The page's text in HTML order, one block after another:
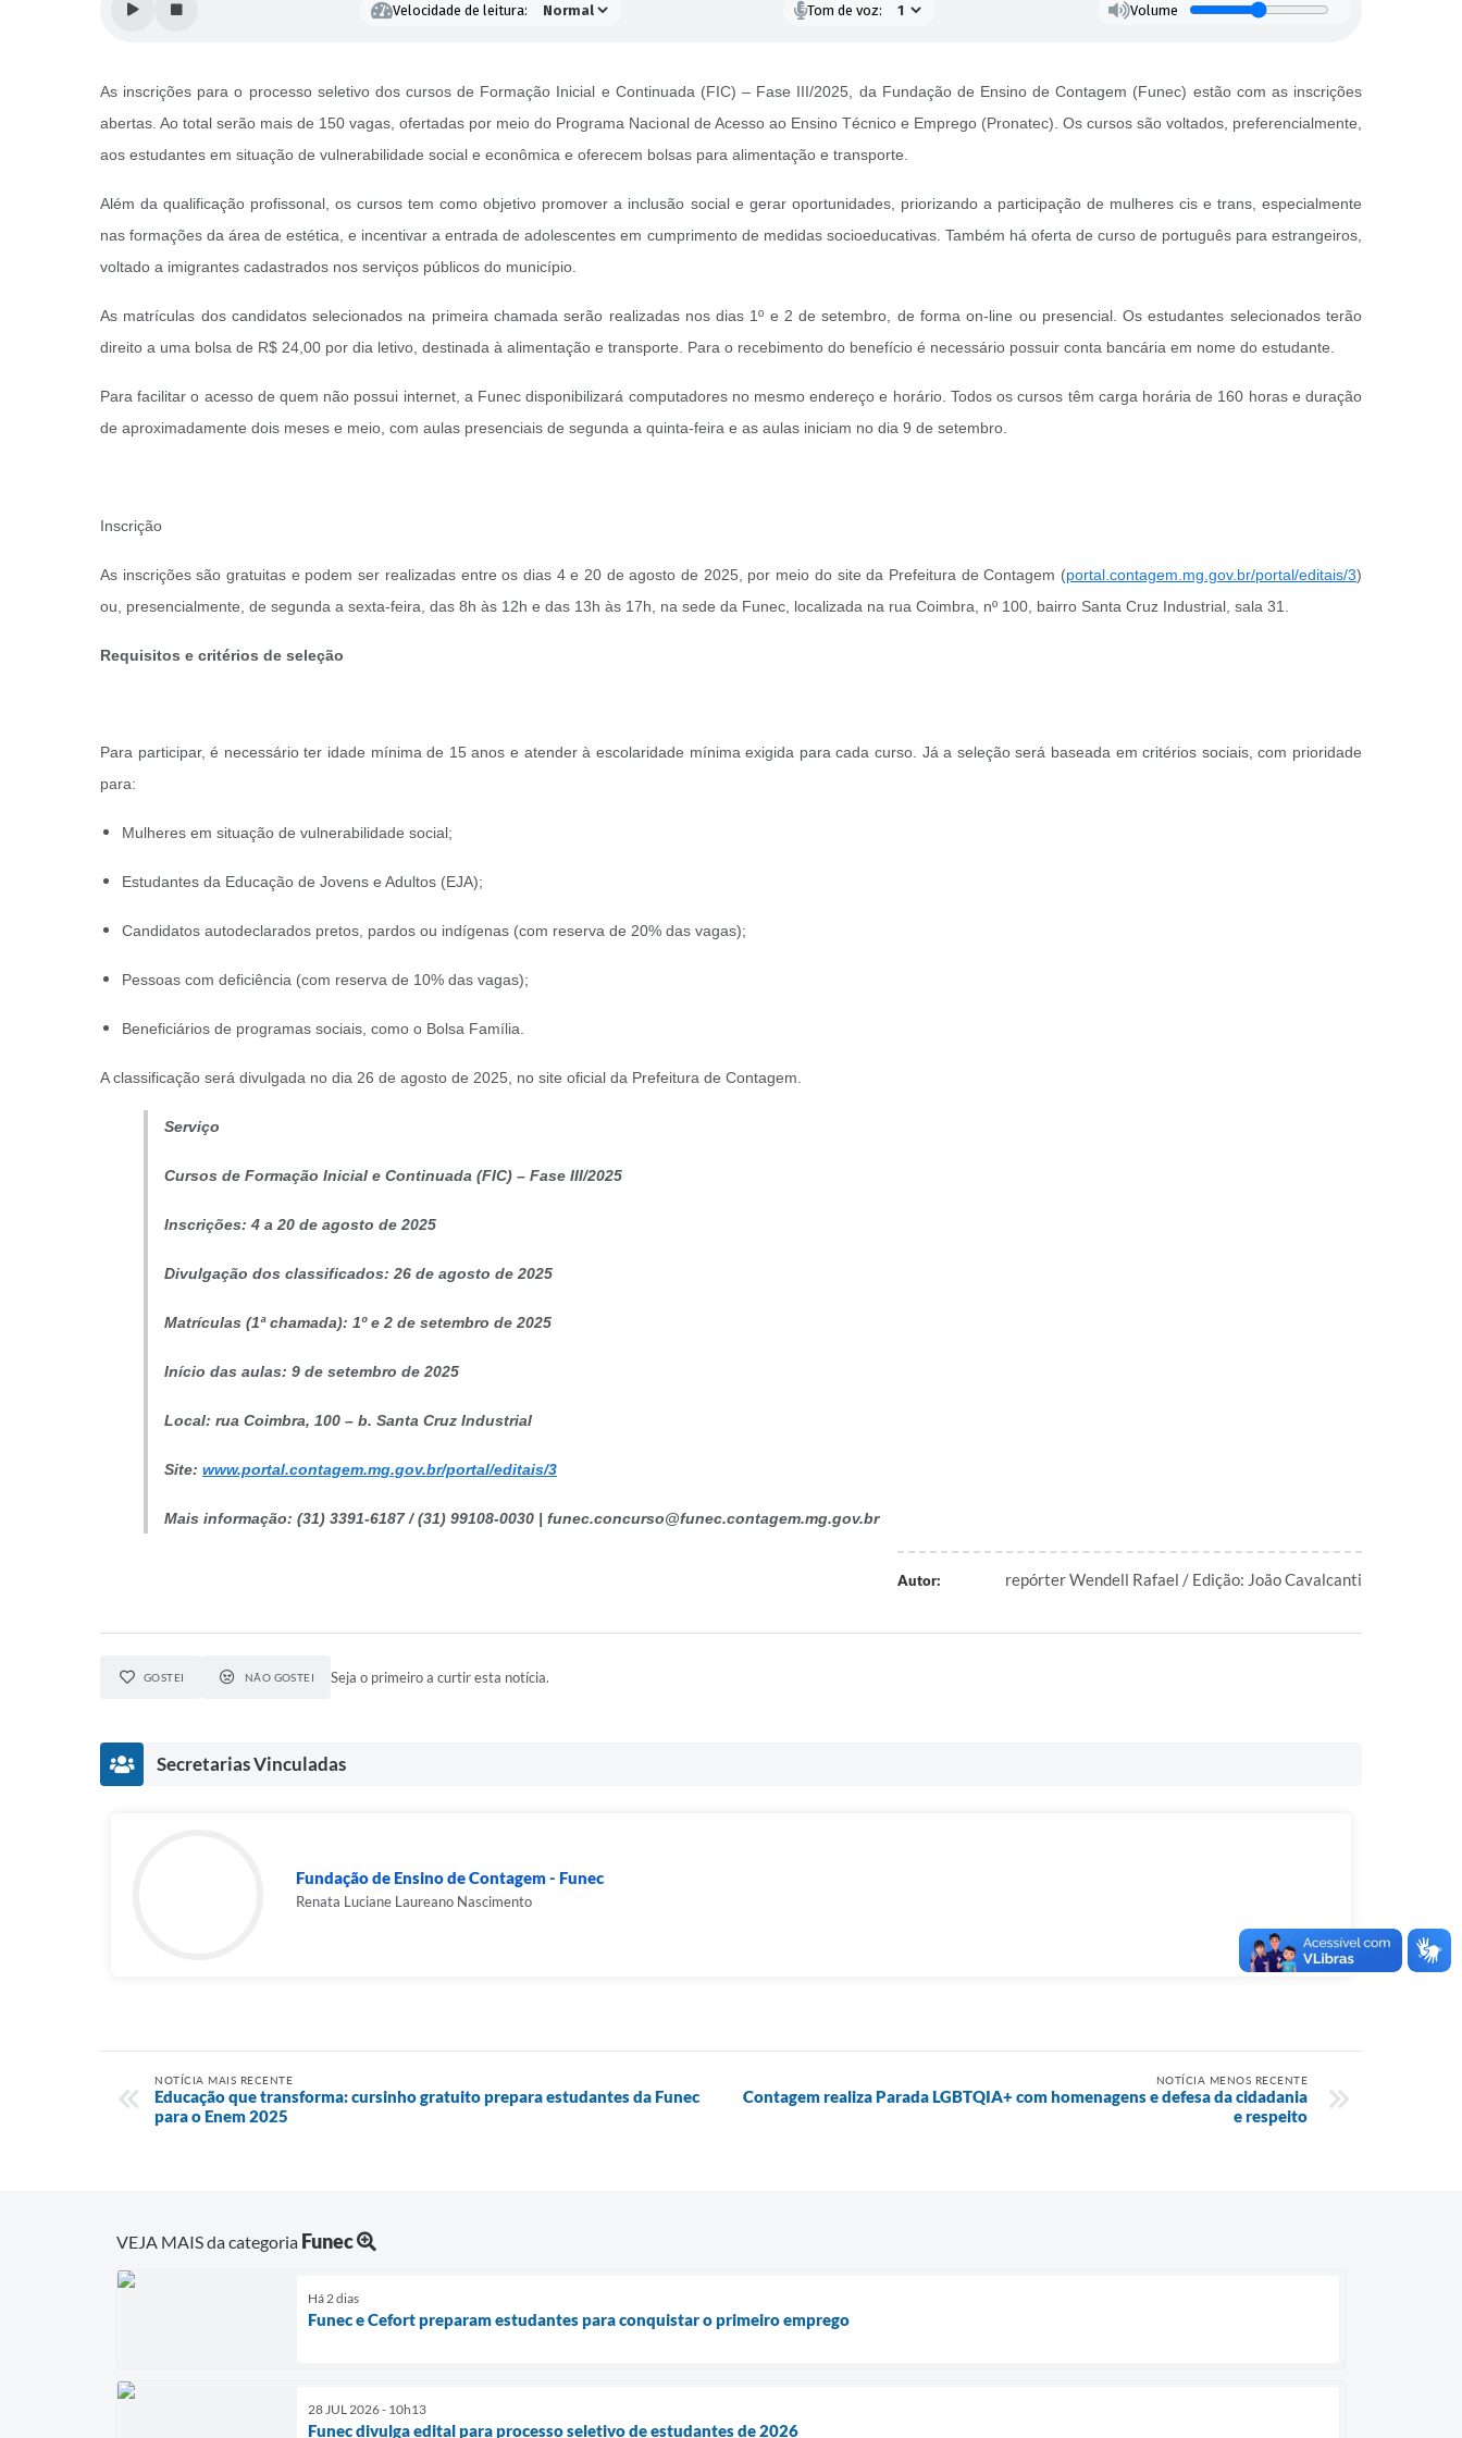
Velocidade de leitura: Tom de voz: Volume
As inscrições para o processo seletivo dos cursos de Formação Inicial e Continuada (FIC) – Fase III/2025, da Fundação de Ensino de Contagem (Funec) estão com as inscrições
abertas. Ao total serão mais de 150 vagas, ofertadas por meio do Programa Nacional de Acesso ao Ensino Técnico e Emprego (Pronatec). Os cursos são voltados, preferencialmente,
aos estudantes em situação de vulnerabilidade social e econômica e oferecem bolsas para alimentação e transporte.
Além da qualificação profissonal, os cursos tem como objetivo promover a inclusão social e gerar oportunidades, priorizando a participação de mulheres cis e trans, especialmente
nas formações da área de estética, e incentivar a entrada de adolescentes em cumprimento de medidas socioeducativas. Também há oferta de curso de português para estrangeiros,
voltado a imigrantes cadastrados nos serviços públicos do município.
As matrículas dos candidatos selecionados na primeira chamada serão realizadas nos dias 1º e 2 de setembro, de forma on-line ou presencial. Os estudantes selecionados terão
direito a uma bolsa de R$ 24,00 por dia letivo, destinada à alimentação e transporte. Para o recebimento do benefício é necessário possuir conta bancária em nome do estudante.
Para facilitar o acesso de quem não possui internet, a Funec disponibilizará computadores no mesmo endereço e horário. Todos os cursos têm carga horária de 160 horas e duração
de aproximadamente dois meses e meio, com aulas presenciais de segunda a quinta-feira e as aulas iniciam no dia 9 de setembro.
Inscrição
As inscrições são gratuitas e podem ser realizadas entre os dias 4 e 20 de agosto de 2025, por meio do site da Prefeitura de Contagem (portal.contagem.mg.gov.br/portal/editais/3)
ou, presencialmente, de segunda a sexta-feira, das 8h às 12h e das 13h às 17h, na sede da Funec, localizada na rua Coimbra, nº 100, bairro Santa Cruz Industrial, sala 31.
Requisitos e critérios de seleção
Para participar, é necessário ter idade mínima de 15 anos e atender à escolaridade mínima exigida para cada curso. Já a seleção será baseada em critérios sociais, com prioridade
para:
Mulheres em situação de vulnerabilidade social;
Estudantes da Educação de Jovens e Adultos (EJA);
Candidatos autodeclarados pretos, pardos ou indígenas (com reserva de 20% das vagas);
Pessoas com deficiência (com reserva de 10% das vagas);
Beneficiários de programas sociais, como o Bolsa Família.
A classificação será divulgada no dia 26 de agosto de 2025, no site oficial da Prefeitura de Contagem.
Serviço
Cursos de Formação Inicial e Continuada (FIC) – Fase III/2025
Inscrições: 4 a 20 de agosto de 2025
Divulgação dos classificados: 26 de agosto de 2025
Matrículas (1ª chamada): 1º e 2 de setembro de 2025
Início das aulas: 9 de setembro de 2025
Local: rua Coimbra, 100 – b. Santa Cruz Industrial
Site: www.portal.contagem.mg.gov.br/portal/editais/3
Mais informação: (31) 3391-6187 / (31) 99108-0030 | funec.concurso@funec.contagem.mg.gov.br
Autor: repórter Wendell Rafael / Edição: João Cavalcanti
GOSTEI NÃO GOSTEI Seja o primeiro a curtir esta notícia.
Secretarias Vinculadas
Fundação de Ensino de Contagem - Funec
Renata Luciane Laureano Nascimento
NOTÍCIA MAIS RECENTE
Educação que transforma: cursinho gratuito prepara estudantes da Funec
para o Enem 2025
NOTÍCIA MENOS RECENTE
Contagem realiza Parada LGBTQIA+ com homenagens e defesa da cidadania
e respeito
VEJA MAIS da categoria Funec
Há 2 dias
Funec e Cefort preparam estudantes para conquistar o primeiro emprego
28 JUL 2026 - 10h13
Funec divulga edital para processo seletivo de estudantes de 2026